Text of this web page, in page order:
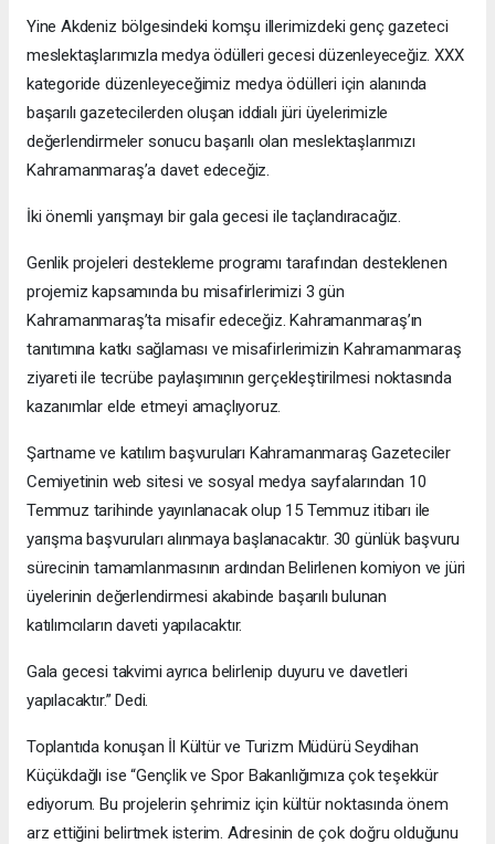
Yine Akdeniz bölgesindeki komşu illerimizdeki genç gazeteci
meslektaşlarımızla medya ödülleri gecesi düzenleyeceğiz. XXX
kategoride düzenleyeceğimiz medya ödülleri için alanında
başarılı gazetecilerden oluşan iddialı jüri üyelerimizle
değerlendirmeler sonucu başarılı olan meslektaşlarımızı
Kahramanmaraş’a davet edeceğiz.
İki önemli yarışmayı bir gala gecesi ile taçlandıracağız.
Genlik projeleri destekleme programı tarafından desteklenen
projemiz kapsamında bu misafirlerimizi 3 gün
Kahramanmaraş’ta misafir edeceğiz. Kahramanmaraş’ın
tanıtımına katkı sağlaması ve misafirlerimizin Kahramanmaraş
ziyareti ile tecrübe paylaşımının gerçekleştirilmesi noktasında
kazanımlar elde etmeyi amaçlıyoruz.
Şartname ve katılım başvuruları Kahramanmaraş Gazeteciler
Cemiyetinin web sitesi ve sosyal medya sayfalarından 10
Temmuz tarihinde yayınlanacak olup 15 Temmuz itibarı ile
yarışma başvuruları alınmaya başlanacaktır. 30 günlük başvuru
sürecinin tamamlanmasının ardından Belirlenen komiyon ve jüri
üyelerinin değerlendirmesi akabinde başarılı bulunan
katılımcıların daveti yapılacaktır.
Gala gecesi takvimi ayrıca belirlenip duyuru ve davetleri
yapılacaktır.” Dedi.
Toplantıda konuşan İl Kültür ve Turizm Müdürü Seydihan
Küçükdağlı ise “Gençlik ve Spor Bakanlığımıza çok teşekkür
ediyorum. Bu projelerin şehrimiz için kültür noktasında önem
arz ettiğini belirtmek isterim. Adresinin de çok doğru olduğunu